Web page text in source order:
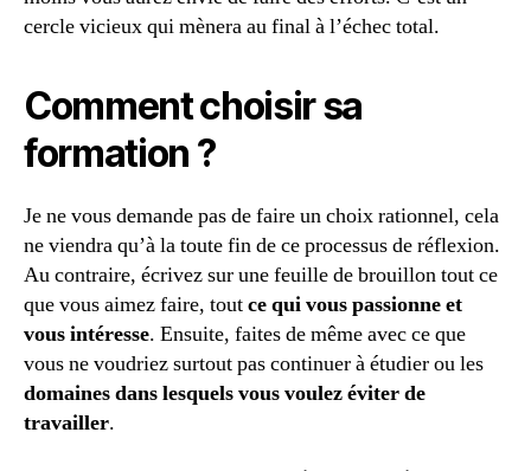
cercle vicieux qui mènera au final à l’échec total.
Comment choisir sa
formation ?
Je ne vous demande pas de faire un choix rationnel, cela
ne viendra qu’à la toute fin de ce processus de réflexion.
Au contraire, écrivez sur une feuille de brouillon tout ce
que vous aimez faire, toutce qui vous passionne et
vous intéresse. Ensuite, faites de même avec ce que
vous ne voudriez surtout pas continuer à étudier ou les
domaines dans lesquels vous voulez éviter de
travailler.